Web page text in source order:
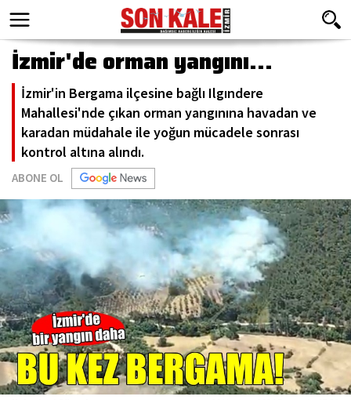
İzmir'de orman yangını...
İzmir'in Bergama ilçesine bağlı Ilgındere
Mahallesi'nde çıkan orman yangınına havadan ve
karadan müdahale ile yoğun mücadele sonrası
kontrol altına alındı.
ABONE OL